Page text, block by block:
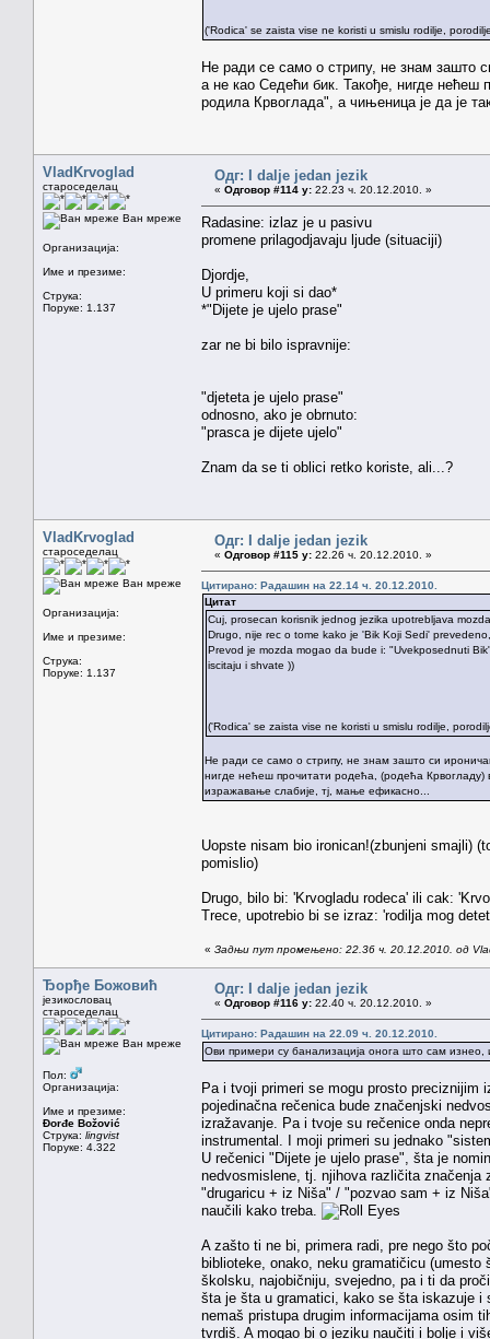
('Rodica' se zaista vise ne koristi u smislu rodilje,
Не ради се само о стрипу, не знам зашто
а не као Седећи бик. Такође, нигде нећеш
родила Крвоглада", а чињеница је да је
VladKrvoglad
староседелац
Ван мреже
Организација:
Име и презиме:
Струка:
Поруке: 1.137
Одг: I dalje jedan jezik
« Одговор #114 у: 22.23 ч. 20.12.2010. »
Radasine: izlaz je u pasivu
promene prilagodjavaju ljude (situaciji)
Djordje,
U primeru koji si dao*
*"Dijete je ujelo prase"
zar ne bi bilo ispravnije:
"djeteta je ujelo prase"
odnosno, ako je obrnuto:
"prasca je dijete ujelo"
Znam da se ti oblici retko koriste, ali...?
VladKrvoglad
староседелац
Ван мреже
Организација:
Име и презиме:
Струка:
Поруке: 1.137
Одг: I dalje jedan jezik
« Одговор #115 у: 22.26 ч. 20.12.2010. »
Цитирано: Радашин на 22.14 ч. 20.12.2010.
Цитат
Cuj, prosecan korisnik jednog jezika upotrebljava
Drugo, nije rec o tome kako je 'Bik Koji Sedi'
Prevod je mozda mogao da bude i: "Uvekposednuti
iscitaju i shvate ))
('Rodica' se zaista vise ne koristi u smislu rodilje,
Не ради се само о стрипу, не знам зашто си
нигде нећеш прочитати родећа, (родећа Крвогладу)
изражавање слабије, тј, мање ефикасно...
Uopste nisam bio ironican!(zbunjeni smajli)
pomislio)
Drugo, bilo bi: 'Krvogladu rodeca' ili cak:
Trece, upotrebio bi se izraz: 'rodilja mog
« Задњи пут промењено: 22.36 ч. 20.12.2010. од
Ђорђе Божовић
језикословац
староседелац
Ван мреже
Пол:
Организација:
Име и презиме:
Đorđe Božović
Струка: lingvist
Поруке: 4.322
Одг: I dalje jedan jezik
« Одговор #116 у: 22.40 ч. 20.12.2010. »
Цитирано: Радашин на 22.09 ч. 20.12.2010.
Ови примери су банализација онога што сам изнео,
Pa i tvoji primeri se mogu prosto
pojedinačna rečenica bude značenjski
izražavanje. Pa i tvoje su rečenice onda
instrumental. I moji primeri su jednako
U rečenici "Dijete je ujelo prase", šta je
nedvosmislene, tj. njihova različita
"drugaricu + iz Niša" / "pozvao sam + iz
naučili kako treba.
A zašto ti ne bi, primera radi, pre nego što
biblioteke, onako, neku gramatičicu
školsku, najobičniju, svejedno, pa i ti da
šta je šta u gramatici, kako se šta iskazuje
nemaš pristupa drugim informacijama osim
tvrdiš. A mogao bi o jeziku naučiti i bolje i